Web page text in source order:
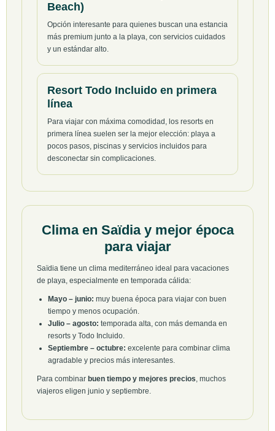
Beach)
Opción interesante para quienes buscan una estancia
más premium junto a la playa, con servicios cuidados
y un estándar alto.
Resort Todo Incluido en primera
línea
Para viajar con máxima comodidad, los resorts en
primera línea suelen ser la mejor elección: playa a
pocos pasos, piscinas y servicios incluidos para
desconectar sin complicaciones.
Clima en Saïdia y mejor época
para viajar
Saïdia tiene un clima mediterráneo ideal para vacaciones
de playa, especialmente en temporada cálida:
Mayo – junio: muy buena época para viajar con buen
tiempo y menos ocupación.
Julio – agosto: temporada alta, con más demanda en
resorts y Todo Incluido.
Septiembre – octubre: excelente para combinar clima
agradable y precios más interesantes.
Para combinar buen tiempo y mejores precios, muchos
viajeros eligen junio y septiembre.